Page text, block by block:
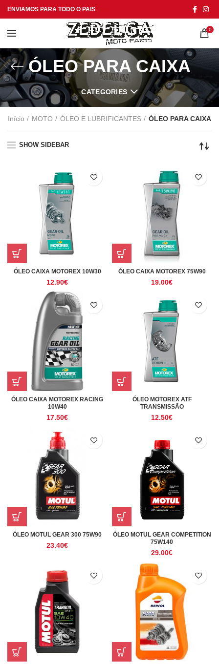
ENVIAMOS PARA TODO O PAIS
0
ÓLEO PARA CAIXA
CATEGORIES
Início MOTO ÓLEO E LUBRIFICANTES ÓLEO PARA CAIXA
SHOW SIDEBAR
ÓLEO CAIXA MOTOREX 10W30
12.90€
ÓLEO CAIXA MOTOREX 75W90
19.00€
ÓLEO CAIXA MOTOREX RACING
10W40
17.50€
ÓLEO MOTOREX ATF
TRANSMISSÃO
12.50€
ÓLEO MOTUL GEAR 300 75W90
23.40€
ÓLEO MOTUL GEAR COMPETITION
75W140
29.00€